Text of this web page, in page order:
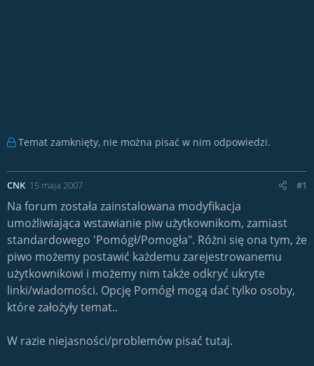
Temat zamknięty, nie można pisać w nim odpowiedzi.
CNK 15 maja 2007 #1
Na forum została zainstalowana modyfikacja
umożliwiająca wstawianie piw użytkownikom, zamiast
standardowego 'Pomógł/Pomogła". Różni się ona tym, że
piwo możemy postawić każdemu zarejestrowanemu
użytkownikowi i możemy nim także odkryć ukryte
linki/wiadomości. Opcję Pomógł mogą dać tylko osoby,
które założyły temat..
W razie niejasności/problemów pisać tutaj.